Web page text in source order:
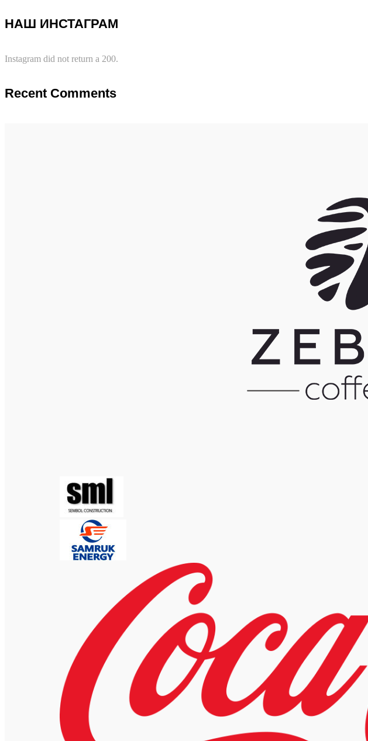
НАШ ИНСТАГРАМ
Instagram did not return a 200.
Recent Comments